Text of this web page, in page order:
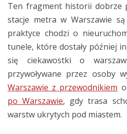
Ten fragment historii dobrze
stacje metra w Warszawie
praktyce chodzi o
tunele, które dostały później
się ciekawostki o
przywoływane przez osoby
Warszawie z przewodnikiem
po Warszawie, gdy trasa
warstw ukrytych pod miastem.